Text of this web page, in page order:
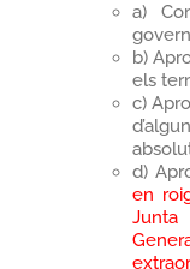
a)
b)
els
c)
d)
en
Junta